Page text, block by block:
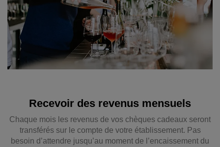
Recevoir des revenus mensuels
Chaque mois les revenus de vos chèques cadeaux seront
transférés sur le compte de votre établissement. Pas
besoin d’attendre jusqu’au moment de l’encaissement du